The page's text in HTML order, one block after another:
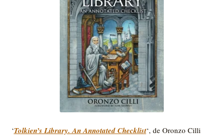
‘Tolkien’s Library. An Annotated Checklist‘, de Oronzo Cilli